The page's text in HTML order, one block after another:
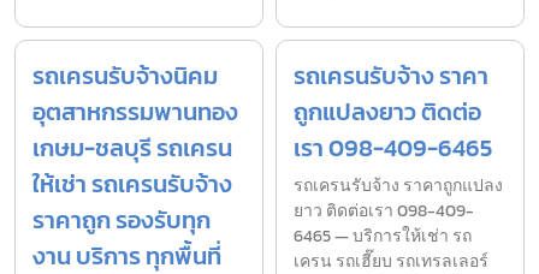
รถเครนรับจ้างนิคม
อุตสาหกรรมพานทอง
เกษม-ชลบุรี รถเครน
ให้เช่า รถเครนรับจ้าง
ราคาถูก รองรับทุก
งาน บริการ ทุกพื้นที่
รถเครนรับจ้าง ราคา
ถูกแปลงยาว ติดต่อ
เรา 098-409-6465
รถเครนรับจ้าง ราคาถูกแปลง
ยาว ติดต่อเรา 098-409-
6465 — บริการให้เช่า รถ
เครน รถเฮี๊ยบ รถเทรลเลอร์